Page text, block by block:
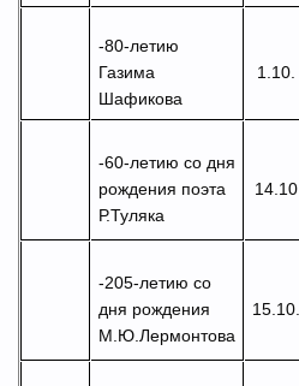
-80-летию
Газима
Шафикова
1.10.
-60-летию со дня
рождения поэта
Р.Туляка
14.10
-205-летию со
дня рождения
М.Ю.Лермонтова
15.10.